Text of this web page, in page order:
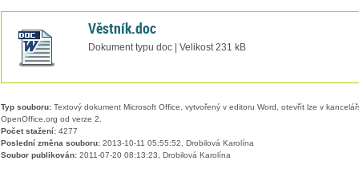
Věstník.doc
Dokument typu doc | Velikost 231 kB
Typ souboru:Textový dokument Microsoft Office, vytvořený v editoru Word, otevřít lze v
OpenOffice.org od verze 2.
Počet stažení:4277
Poslední změna souboru:2013-10-11 05:55:52, Drobilová Karolína
Soubor publikován:2011-07-20 08:13:23, Drobilová Karolína